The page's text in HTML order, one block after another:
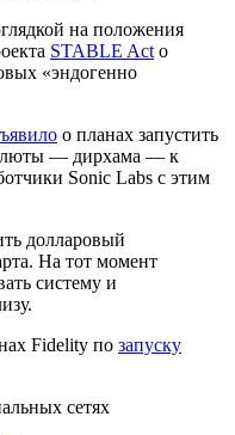
на положения
STABLE Act о
«эндогенно
о планах запустить
— дирхама — к
Sonic Labs с этим
долларовый
На тот момент
систему и
Fidelity по запуску
сетях